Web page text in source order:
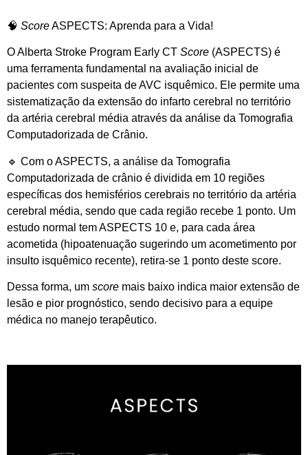
🧠 ScoreASPECTS: Aprenda para a Vida!
O Alberta Stroke Program Early CT Score (ASPECTS) é
uma ferramenta fundamental na avaliação inicial de
pacientes com suspeita de AVC isquêmico. Ele permite uma
sistematização da extensão do infarto cerebral no território
da artéria cerebral média através da análise da Tomografia
Computadorizada de Crânio.
🔹 Com o ASPECTS, a análise da Tomografia
Computadorizada de crânio é dividida em 10 regiões
específicas dos hemisférios cerebrais no território da artéria
cerebral média, sendo que cada região recebe 1 ponto. Um
estudo normal tem ASPECTS 10 e, para cada área
acometida (hipoatenuação sugerindo um acometimento por
insulto isquêmico recente), retira-se 1 ponto deste score.
Dessa forma, um score mais baixo indica maior extensão de
lesão e pior prognóstico, sendo decisivo para a equipe
médica no manejo terapêutico.